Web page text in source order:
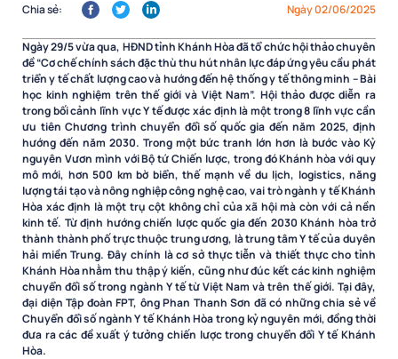
Ngày 02/06/2025
Chia sẻ:
Ngày 29/5 vừa qua, HĐND tỉnh Khánh Hòa đã tổ chức hội thảo chuyên
đề “Cơ chế chính sách đặc thù thu hút nhân lực đáp ứng yêu cầu phát
triển y tế chất lượng cao và hướng đến hệ thống y tế thông minh – Bài
học kinh nghiệm trên thế giới và Việt Nam”. Hội thảo được diễn ra
trong bối cảnh lĩnh vực Y tế được xác định là một trong 8 lĩnh vực cần
ưu tiên Chương trình chuyển đổi số quốc gia đến năm 2025, định
hướng đến năm 2030. Trong một bức tranh lớn hơn là bước vào Kỷ
nguyên Vươn mình với Bộ tứ Chiến lược, trong đó Khánh hòa với quy
mô mới, hơn 500 km bờ biển, thế mạnh về du lịch, logistics, năng
lượng tái tạo và nông nghiệp công nghệ cao, vai trò ngành y tế Khánh
Hòa xác định là một trụ cột không chỉ của xã hội mà còn với cả nền
kinh tế. Từ định hướng chiến lược quốc gia đến 2030 Khánh hòa trở
thành thành phố trực thuộc trung ương, là trung tâm Y tế của duyên
hải miền Trung. Đây chính là cơ sở thực tiễn và thiết thực cho tỉnh
Khánh Hòa nhằm thu thập ý kiến, cũng như đúc kết các kinh nghiệm
chuyển đổi số trong ngành Y tế từ Việt Nam và trên thế giới. Tại đây,
đại diện Tập đoàn FPT, ông Phan Thanh Sơn đã có những chia sẻ về
Chuyển đổi số ngành Y tế Khánh Hòa trong kỷ nguyên mới, đồng thời
đưa ra các đề xuất ý tưởng chiến lược trong chuyển đổi Y tế Khánh
Hòa.